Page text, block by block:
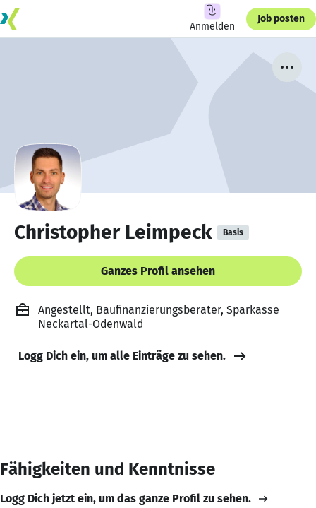
Anmelden
Job posten
Christopher Leimpeck Basis
Ganzes Profil ansehen
Angestellt, Baufinanzierungsberater, Sparkasse
Neckartal-Odenwald
Logg Dich ein, um alle Einträge zu sehen.
Fähigkeiten und Kenntnisse
Logg Dich jetzt ein, um das ganze Profil zu sehen.